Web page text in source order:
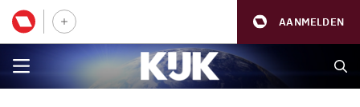
AANMELDEN